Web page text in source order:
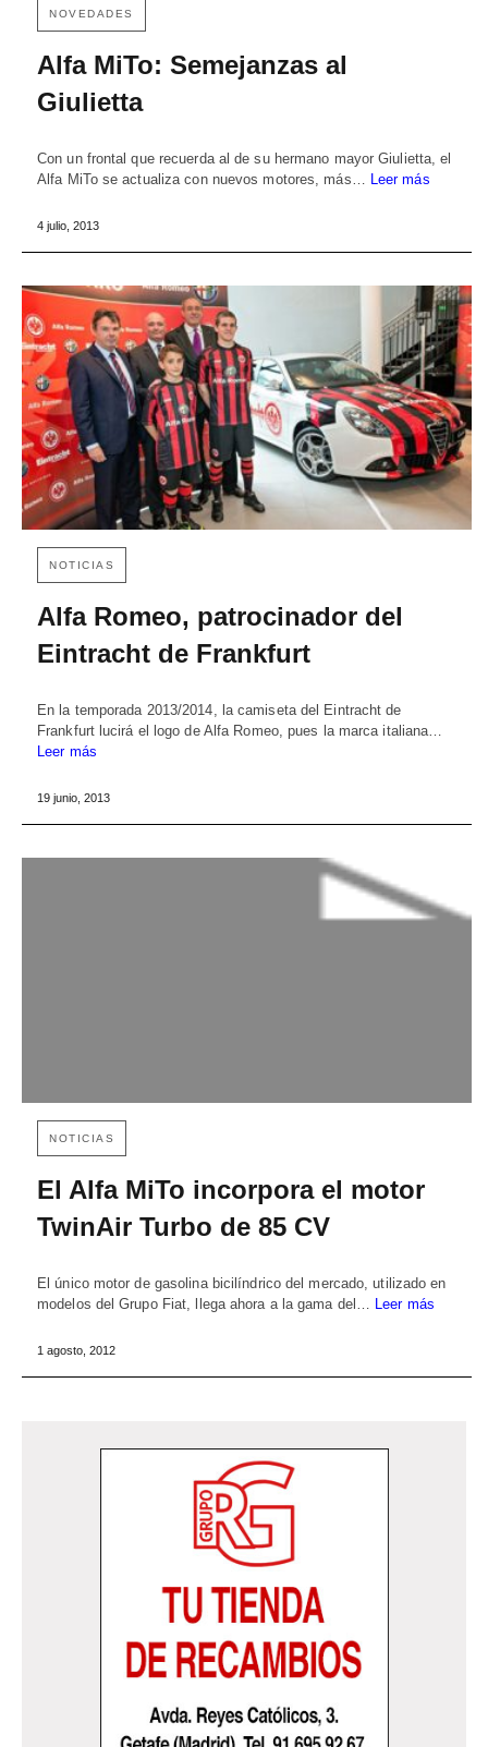
NOVEDADES
Alfa MiTo: Semejanzas al
Giulietta
Con un frontal que recuerda al de su hermano mayor Giulietta, el
Alfa MiTo se actualiza con nuevos motores, más…
Leer más
4 julio, 2013
NOTICIAS
Alfa Romeo, patrocinador del
Eintracht de Frankfurt
En la temporada 2013/2014, la camiseta del Eintracht de
Frankfurt lucirá el logo de Alfa Romeo, pues la marca italiana…
Leer más
19 junio, 2013
NOTICIAS
El Alfa MiTo incorpora el motor
TwinAir Turbo de 85 CV
El único motor de gasolina bicilíndrico del mercado, utilizado en
modelos del Grupo Fiat, llega ahora a la gama del… Leer más
1 agosto, 2012